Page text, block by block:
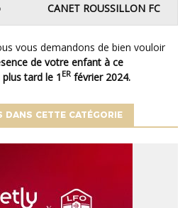
CANET ROUSSILLON FC
vous demandons de bien vouloir
de votre enfant à ce
tard le 1 ER février 2024.
CETTE CATÉGORIE